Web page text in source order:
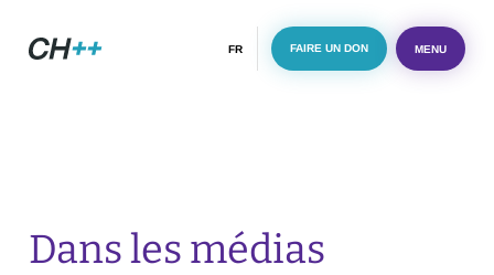
CH++ FAIRE UN DON
FR MENU
Dans les médias